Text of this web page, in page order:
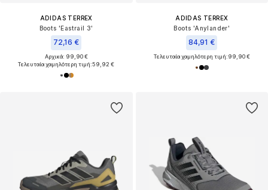
ADIDAS TERREX
Boots 'Eastrail 3'
72,16 €
Αρχικά: 99,90 €
Τελευταία χαμηλότερη τιμή:59,92 €
ADIDAS TERREX
Boots 'Anylander'
84,91 €
Τελευταία χαμηλότερη τιμή:99,90 €